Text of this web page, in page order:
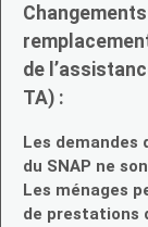
de
TA) :
Les demandes
du SNAP ne
Les ménages
de prestations